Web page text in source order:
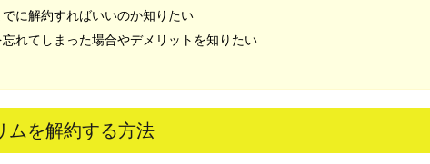
でに解約すればいいのか知りたい
れてしまった場合やデメリットを知りたい
ムを解約する方法